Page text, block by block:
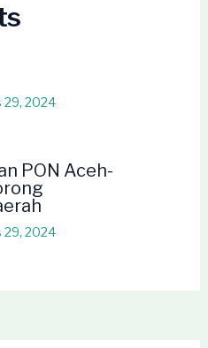
2024
PON Aceh-
2024